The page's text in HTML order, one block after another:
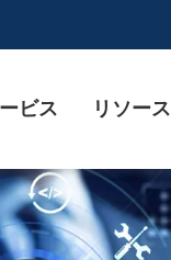
ビス リソース